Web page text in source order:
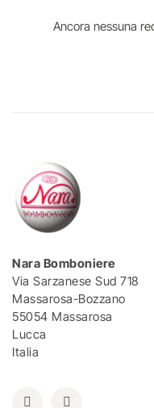
Ancora nessuna
Nara Bomboniere
Via Sarzanese Sud 718
Massarosa-Bozzano
55054 Massarosa
Lucca
Italia